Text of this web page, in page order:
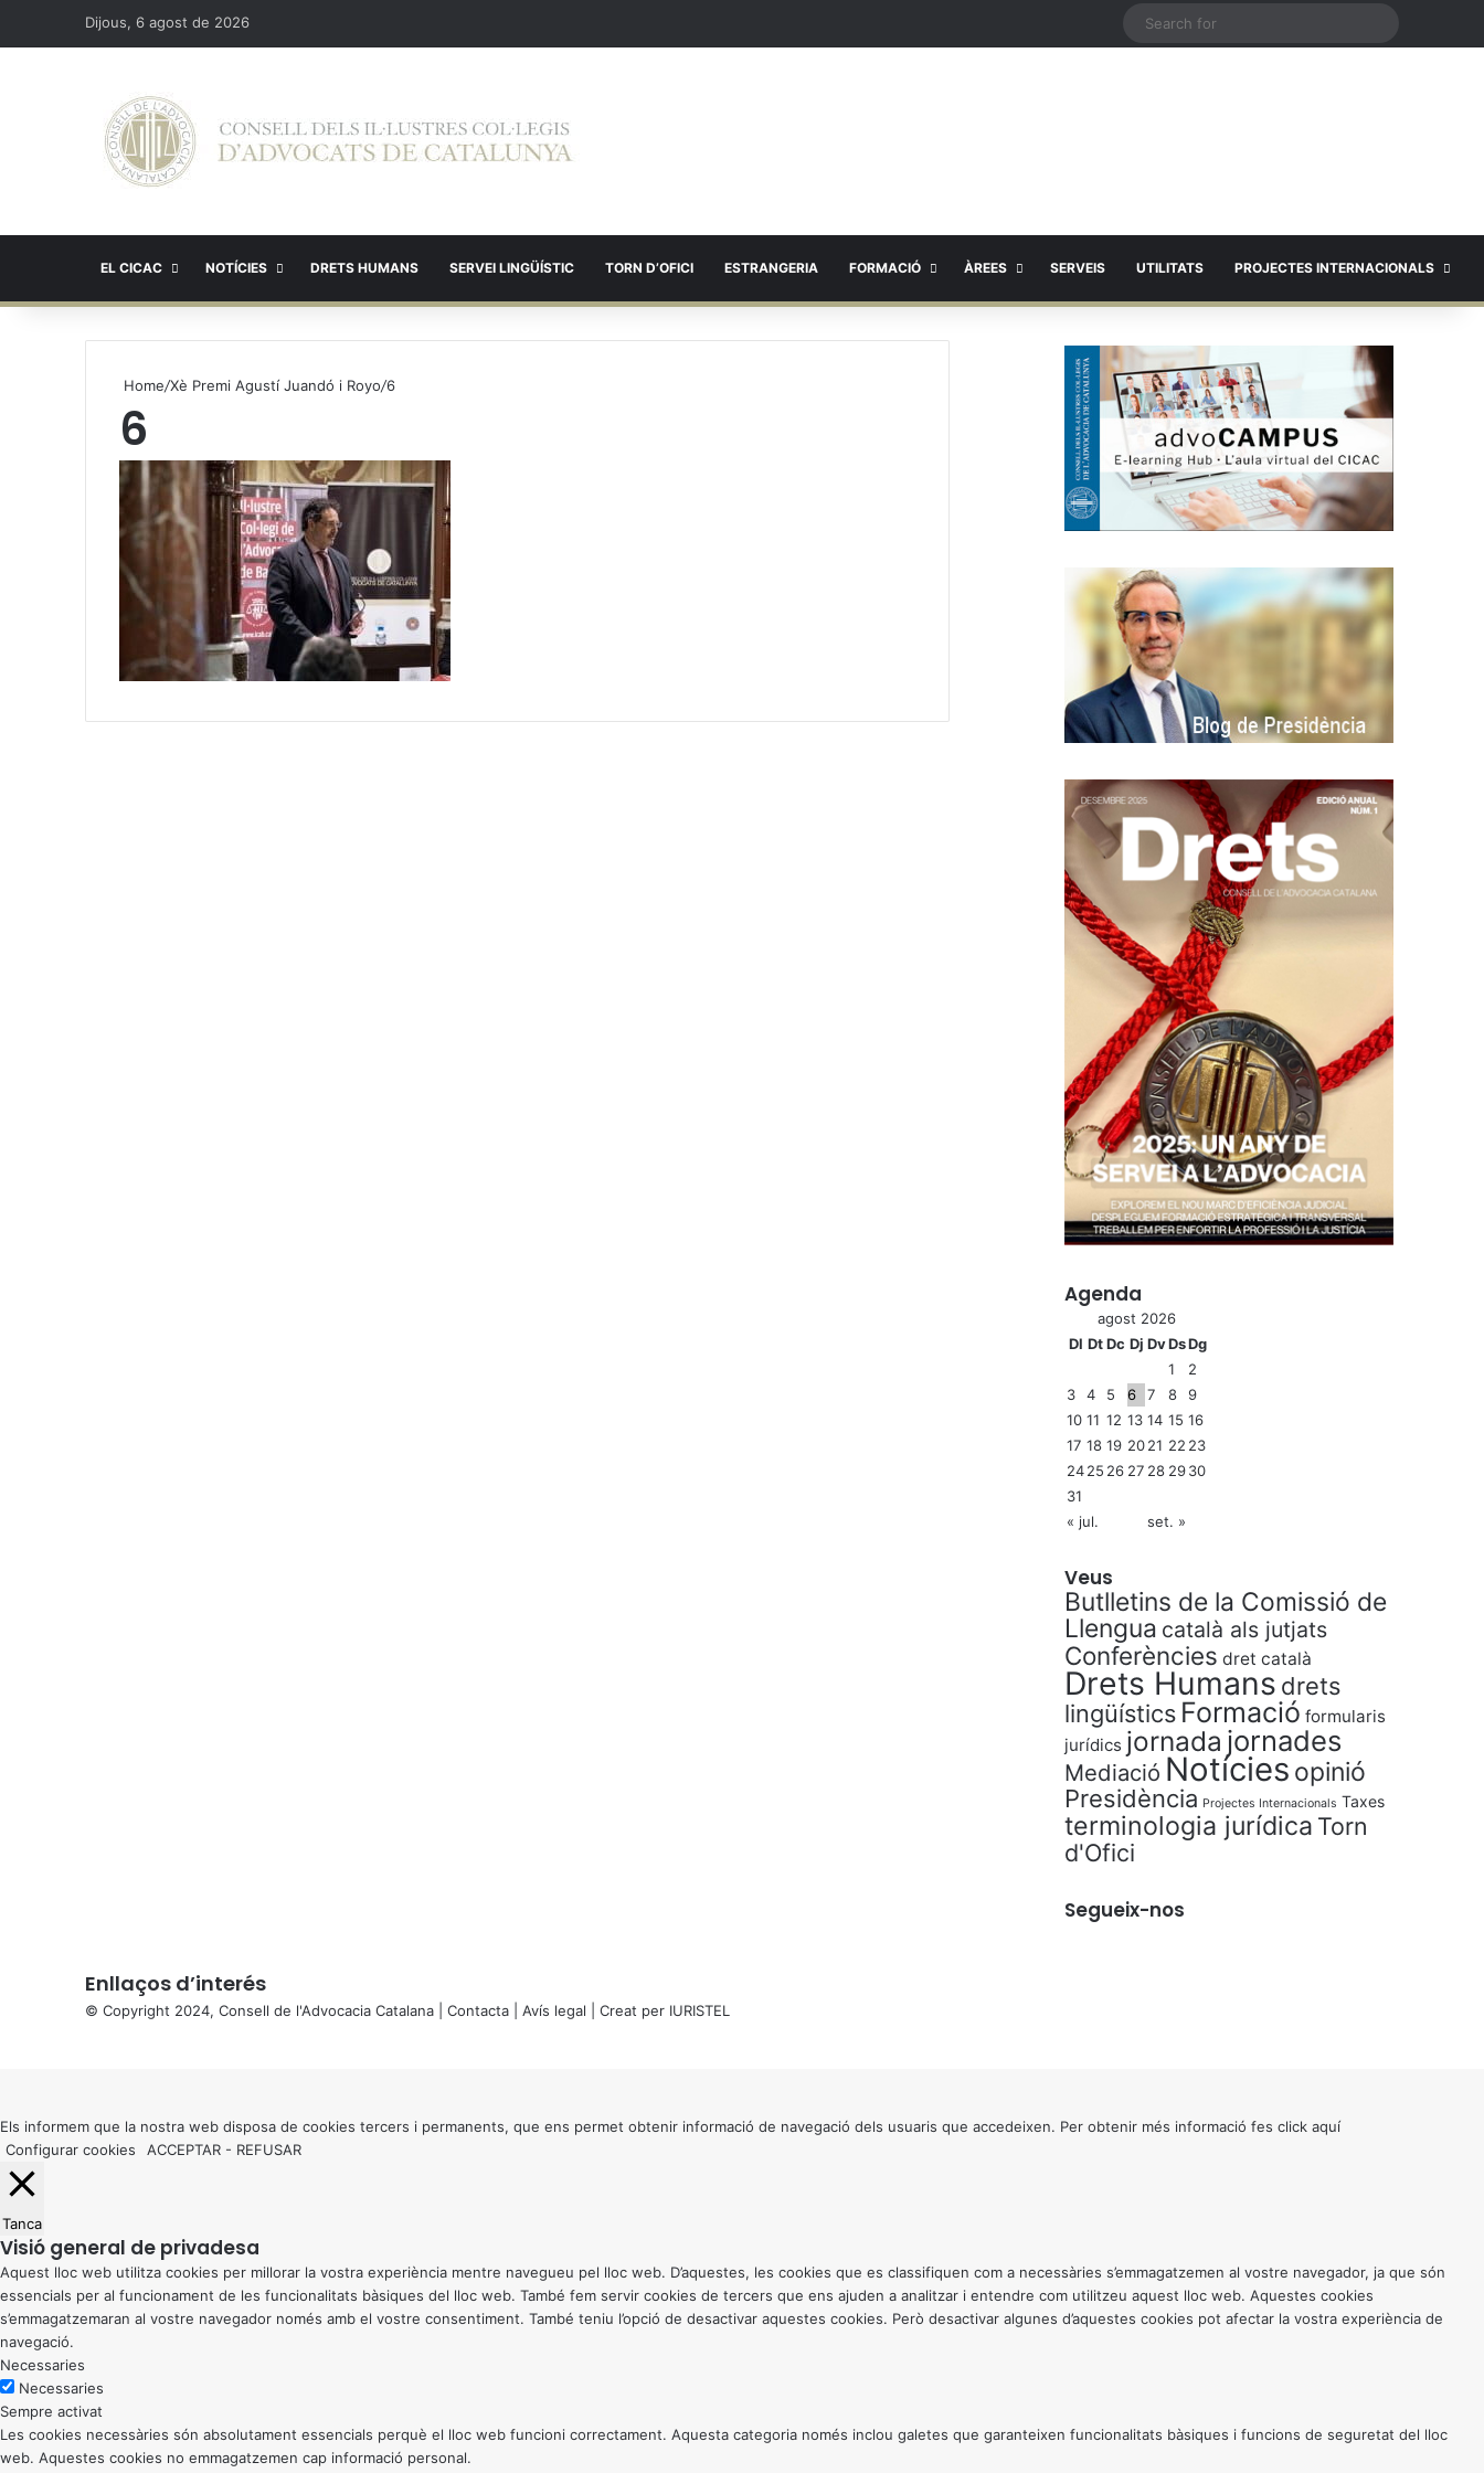
Dijous, 6 agost de 2026
EL CICAC NOTÍCIES DRETS HUMANS SERVEI LINGÜÍSTIC TORN D’OFICI ESTRANGERIA FORMACIÓ ÀREES SERVEIS UTILITATS PROJECTES INTERNACIONALS
Home/Xè Premi Agustí Juandó i Royo/6
6
Agenda
agost 2026
Dl Dt Dc Dj DvDsDg
1
2
3
4 5 6 7 8
9
10 11 12 13 14 15 16
17 18 19 2021 22 23
2425 26 27 28 2930
31
« jul.
set. »
Veus
Butlletins de la Comissió de
Llengua català als jutjats
Conferències dret català
Drets Humans drets
lingüístics Formació formularis
jurídics jornada jornades
Mediació Notícies opinió
Presidència Projectes Internacionals Taxes
terminologia jurídica Torn
d'Ofici
Segueix-nos
Enllaços d’interés
© Copyright 2024, Consell de l'Advocacia Catalana | Contacta Avís legal | Creat per IURISTEL
button
Els informem que la nostra web disposa de cookies tercers i permanents, que ens permet obtenir informació de navegació dels usuaris que accedeixen. Per obtenir més informació fes click aquí
Configurar cookies
ACCEPTAR - REFUSAR
Tanca
Visió general de privadesa
Aquest lloc web utilitza cookies per millorar la vostra experiència mentre navegueu pel lloc web. D’aquestes, les cookies que es classifiquen com a necessàries s’emmagatzemen al vostre navegador, ja que són
essencials per al funcionament de les funcionalitats bàsiques del lloc web. També fem servir cookies de tercers que ens ajuden a analitzar i entendre com utilitzeu aquest lloc web. Aquestes cookies
s’emmagatzemaran al vostre navegador només amb el vostre consentiment. També teniu l’opció de desactivar aquestes cookies. Però desactivar algunes d’aquestes cookies pot afectar la vostra experiència de
navegació.
Necessaries
Necessaries
Sempre activat
Les cookies necessàries són absolutament essencials perquè el lloc web funcioni correctament. Aquesta categoria només inclou galetes que garanteixen funcionalitats bàsiques i funcions de seguretat del lloc
web. Aquestes cookies no emmagatzemen cap informació personal.